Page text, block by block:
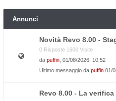
Annunci
Novità Revo 8.00 -
0 Risposte 1600 Visite
da puffin , 01/08/2026, 10:52
Ultimo messaggio da puffin 01/
Revo 8.00 - La verifica